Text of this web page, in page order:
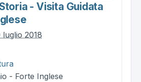
- Visita Guidata
2018
- Forte Inglese